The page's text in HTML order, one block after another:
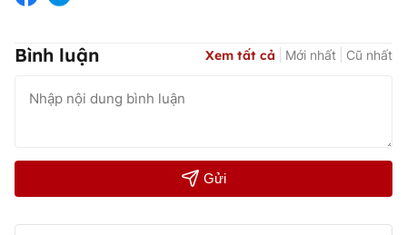
Bình luận Xem tất cả Mới nhất Cũ nhất
Gửi